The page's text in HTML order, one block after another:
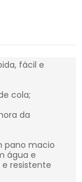
fácil e
cola;
da
pano macio
água e
resistente